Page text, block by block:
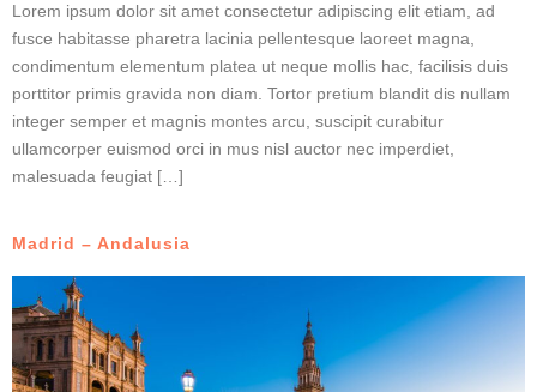
Lorem ipsum dolor sit amet consectetur adipiscing elit etiam, ad
fusce habitasse pharetra lacinia pellentesque laoreet magna,
condimentum elementum platea ut neque mollis hac, facilisis duis
porttitor primis gravida non diam. Tortor pretium blandit dis nullam
integer semper et magnis montes arcu, suscipit curabitur
ullamcorper euismod orci in mus nisl auctor nec imperdiet,
malesuada feugiat […]
Madrid – Andalusia